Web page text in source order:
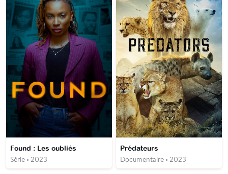
Found : Les oubliés
Série • 2023
Prédateurs
Documentaire • 2023